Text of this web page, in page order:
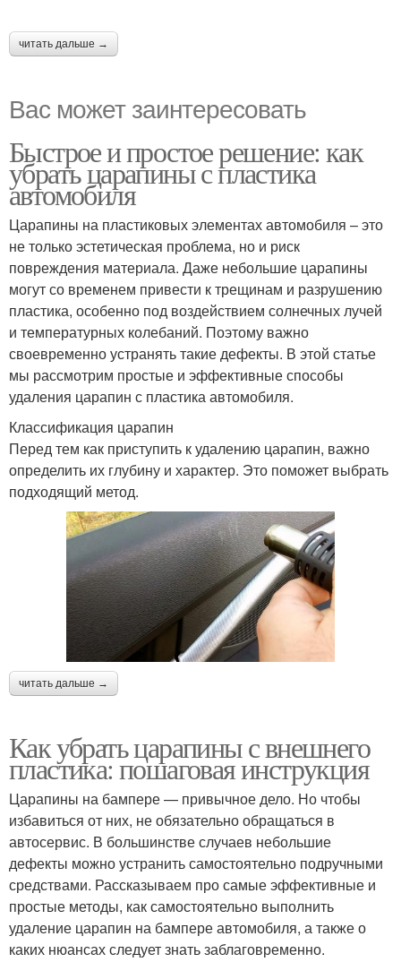
читать дальше →
Вас может заинтересовать
Быстрое и простое решение: как
убрать царапины с пластика
автомобиля
Царапины на пластиковых элементах автомобиля – это
не только эстетическая проблема, но и риск
повреждения материала. Даже небольшие царапины
могут со временем привести к трещинам и разрушению
пластика, особенно под воздействием солнечных лучей
и температурных колебаний. Поэтому важно
своевременно устранять такие дефекты. В этой статье
мы рассмотрим простые и эффективные способы
удаления царапин с пластика автомобиля.
Классификация царапин
Перед тем как приступить к удалению царапин, важно
определить их глубину и характер. Это поможет выбрать
подходящий метод.
читать дальше →
Как убрать царапины с внешнего
пластика: пошаговая инструкция
Царапины на бампере — привычное дело. Но чтобы
избавиться от них, не обязательно обращаться в
автосервис. В большинстве случаев небольшие
дефекты можно устранить самостоятельно подручными
средствами. Рассказываем про самые эффективные и
простые методы, как самостоятельно выполнить
удаление царапин на бампере автомобиля, а также о
каких нюансах следует знать заблаговременно.